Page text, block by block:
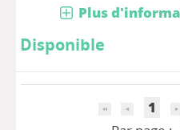
Plus
Disponible
1